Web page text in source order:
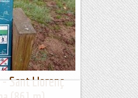
una escalada de...
Sant Llorenç